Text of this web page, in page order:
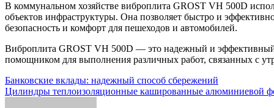
В коммунальном хозяйстве виброплита GROST VH 500D
объектов инфраструктуры. Она позволяет быстро и
безопасность и комфорт для пешеходов и автомобилей.
Виброплита GROST VH 500D — это надежный и
помощником для выполнения различных работ, связанных с
Навигация
по
Банковские вклады: надежный способ сбережений
Цилиндры теплоизоляционные кашированные алюминиевой